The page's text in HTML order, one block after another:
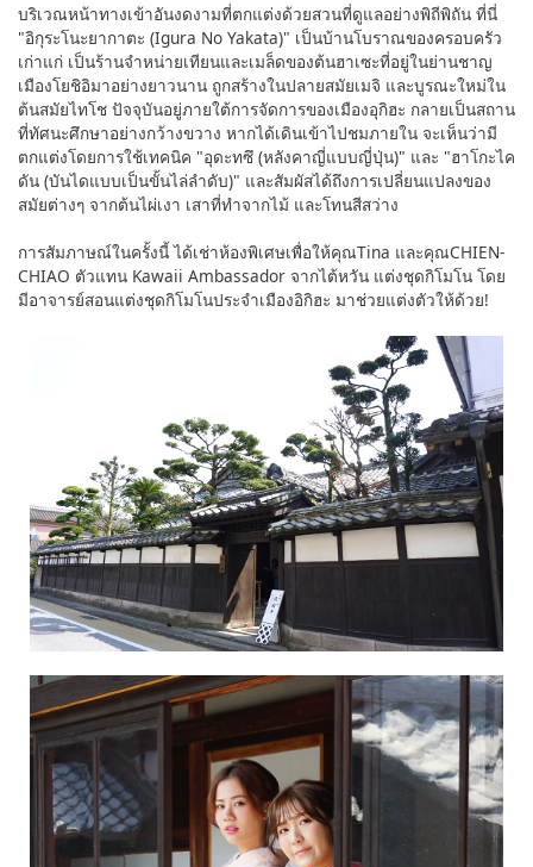
บริเวณหน้าทางเข้าอันงดงามที่ตกแต่งด้วยสวนที่ดูแลอย่างพิถีพิถัน ที่นี่
"อิกุระโนะยากาตะ (Igura No Yakata)" เป็นบ้านโบราณของครอบครัว
เก่าแก่ เป็นร้านจำหน่ายเทียนและเมล็ดของต้นฮาเซะที่อยู่ในย่านชาญ
เมืองโยชิอิมาอย่างยาวนาน ถูกสร้างในปลายสมัยเมจิ และบูรณะใหม่ใน
ต้นสมัยไทโช ปัจจุบันอยู่ภายใต้การจัดการของเมืองอุกิฮะ กลายเป็นสถาน
ที่ทัศนะศึกษาอย่างกว้างขวาง หากได้เดินเข้าไปชมภายใน จะเห็นว่ามี
ตกแต่งโดยการใช้เทคนิค "อุดะทซึ (หลังคาญี่แบบญี่ปุ่น)" และ "ฮาโกะไค
ดัน (บันไดแบบเป็นขั้นไล่ลำดับ)" และสัมผัสได้ถึงการเปลี่ยนแปลงของ
สมัยต่างๆ จากต้นไผ่เงา เสาที่ทำจากไม้ และโทนสีสว่าง
การสัมภาษณ์ในครั้งนี้ ได้เช่าห้องพิเศษเพื่อให้คุณTina และคุณCHIEN-
CHIAO ตัวแทน Kawaii Ambassador จากไต้หวัน แต่งชุดกิโมโน โดย
มีอาจารย์สอนแต่งชุดกิโมโนประจำเมืองอิกิฮะ มาช่วยแต่งตัวให้ด้วย!